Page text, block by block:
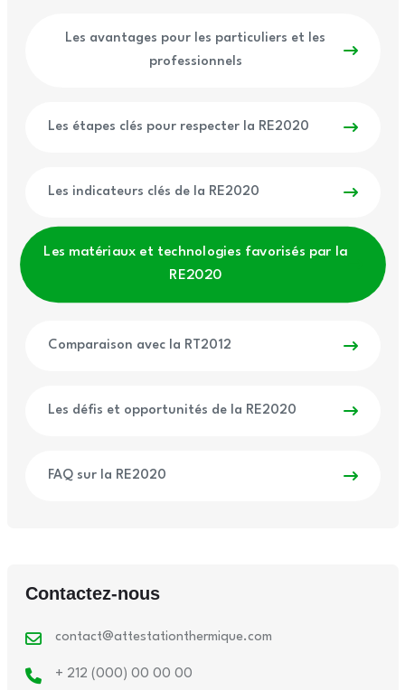
Les avantages pour les particuliers et les
professionnels
Les étapes clés pour respecter la RE2020
Les indicateurs clés de la RE2020
Les matériaux et technologies favorisés par la
RE2020
Comparaison avec la RT2012
Les défis et opportunités de la RE2020
FAQ sur la RE2020
Contactez-nous
contact@attestationthermique.com
+ 212 (000) 00 00 00